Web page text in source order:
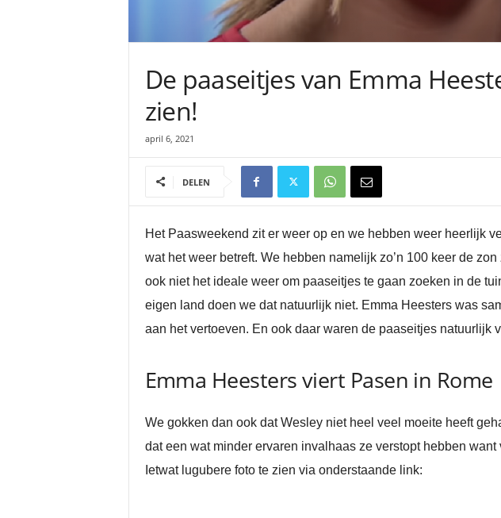
De paaseitjes van Emma
zien!
april 6, 2021
DELEN
Het Paasweekend zit er weer op en we hebben weer heerlijk
wat het weer betreft. We hebben namelijk zo’n 100 keer de
ook niet het ideale weer om paaseitjes te gaan zoeken in de
eigen land doen we dat natuurlijk niet. Emma Heesters was
aan het vertoeven. En ook daar waren de paaseitjes
Emma Heesters viert Pasen in Rome
We gokken dan ook dat Wesley niet heel veel moeite heeft
dat een wat minder ervaren invalhaas ze verstopt hebben
Ietwat lugubere foto te zien via onderstaande link: